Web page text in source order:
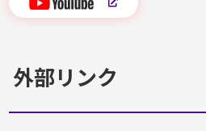
外部リンク